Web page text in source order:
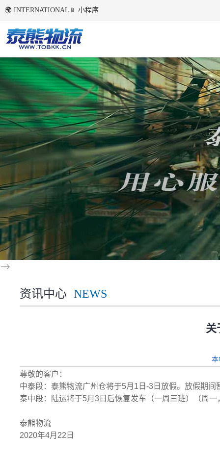
-->
🌍 INTERNATIONAL 📱 小程序
资讯中心 NEWS
关
本
尊敬的客户：
中泰段：泰熊物流广州仓将于5月1日-3日放假。放假期间
泰中段：陆运将于5月3日后恢复发车（一周三班）（周一
泰熊物流
2020年4月22日